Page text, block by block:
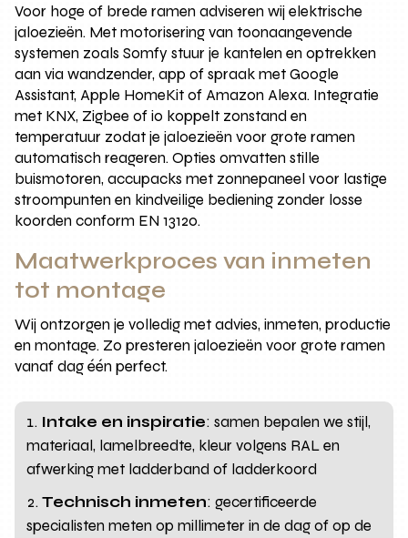
Voor hoge of brede ramen adviseren wij elektrische
jaloezieën. Met motorisering van toonaangevende
systemen zoals Somfy stuur je kantelen en optrekken
aan via wandzender, app of spraak met Google
Assistant, Apple HomeKit of Amazon Alexa. Integratie
met KNX, Zigbee of io koppelt zonstand en
temperatuur zodat je jaloezieën voor grote ramen
automatisch reageren. Opties omvatten stille
buismotoren, accupacks met zonnepaneel voor lastige
stroompunten en kindveilige bediening zonder losse
koorden conform EN 13120.
Maatwerkproces van inmeten
tot montage
Wij ontzorgen je volledig met advies, inmeten, productie
en montage. Zo presteren jaloezieën voor grote ramen
vanaf dag één perfect.
Intake en inspiratie: samen bepalen we stijl,
materiaal, lamelbreedte, kleur volgens RAL en
afwerking met ladderband of ladderkoord
Technisch inmeten: gecertificeerde
specialisten meten op millimeter in de dag of op de